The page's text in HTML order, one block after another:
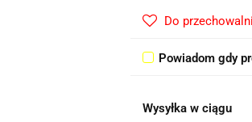
Do przechowalni
Powiadom gdy
Wysyłka w ciągu